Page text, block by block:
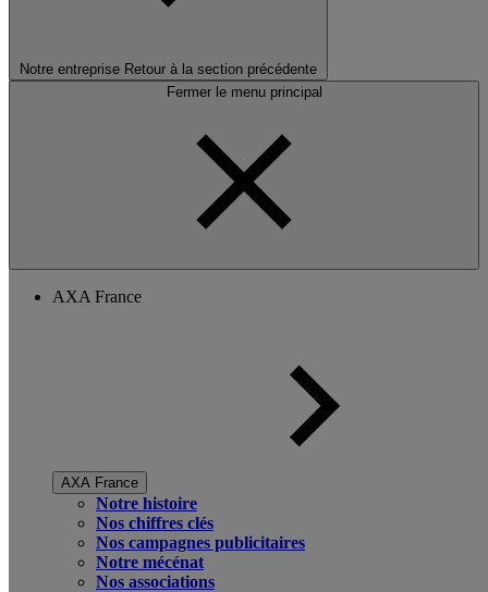
Notre entreprise Retour à la section précédente
Fermer le menu principal
AXA France
AXA France
Notre histoire
Nos chiffres clés
Nos campagnes publicitaires
Notre mécénat
Nos associations